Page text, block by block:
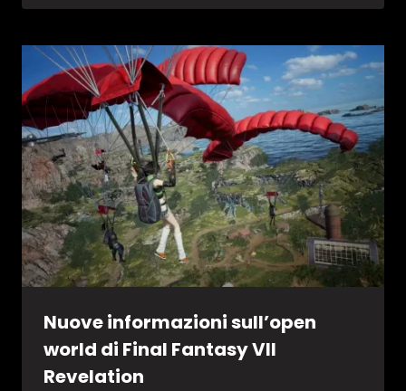
Nuove informazioni sull’open
world di Final Fantasy VII
Revelation